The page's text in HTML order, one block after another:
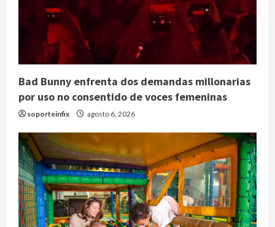
Bad Bunny enfrenta dos demandas millonarias
por uso no consentido de voces femeninas
soporteinfix agosto 6, 2026